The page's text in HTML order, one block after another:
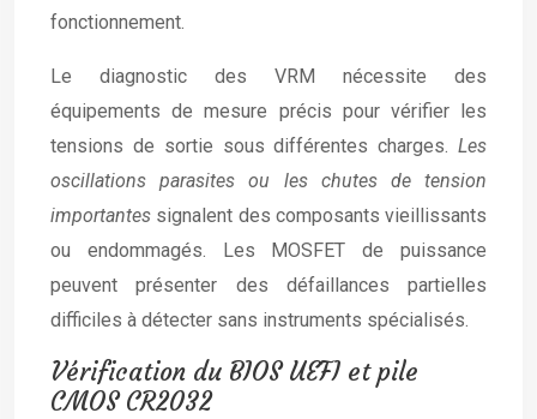
fonctionnement.
Le diagnostic des VRM nécessite des
équipements de mesure précis pour vérifier les
tensions de sortie sous différentes charges. Les
oscillations parasites ou les chutes de tension
importantes signalent des composants vieillissants
ou endommagés. Les MOSFET de puissance
peuvent présenter des défaillances partielles
difficiles à détecter sans instruments spécialisés.
Vérification du BIOS UEFI et pile
CMOS CR2032